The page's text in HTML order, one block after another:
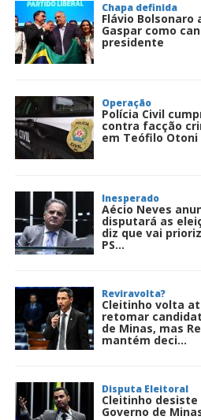
Chapa definida
Flávio Bolsonaro
Gaspar como
presidente
Operação
Polícia Civil
contra facção
em Teófilo Otoni
Inesperado
Aécio Neves
disputará as
diz que vai
PS...
Reviravolta?
Cleitinho volta
retomar
de Minas, mas
mantém deci...
Disputa Eleitoral
Cleitinho
Governo de